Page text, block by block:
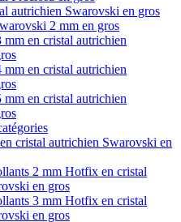
autrichien Swarovski en gros
2 mm en gros
mm en cristal autrichien
mm en cristal autrichien
mm en cristal autrichien
cristal autrichien Swarovski en
2 mm Hotfix en cristal
en gros
3 mm Hotfix en cristal
en gros